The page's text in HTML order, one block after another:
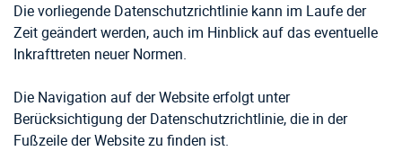
Die vorliegende Datenschutzrichtlinie kann im Laufe der
Zeit geändert werden, auch im Hinblick auf das eventuelle
Inkrafttreten neuer Normen.
Die Navigation auf der Website erfolgt unter
Berücksichtigung der Datenschutzrichtlinie, die in der
Fußzeile der Website zu finden ist.